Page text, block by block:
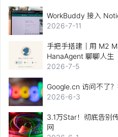
WorkBuddy 接入
2026-7-11
手把手搭建｜用 M2
HanaAgent 聊聊人生
2026-7-5
Google.cn 访问不了
2026-6-3
3.1万Star！彻底告别
网